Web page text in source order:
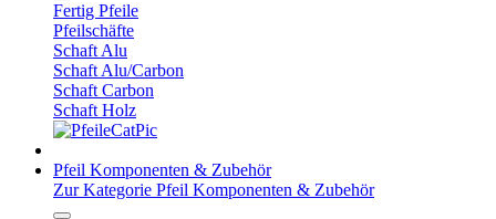
Fertig Pfeile
Pfeilschäfte
Schaft Alu
Schaft Alu/Carbon
Schaft Carbon
Schaft Holz
Pfeil Komponenten & Zubehör
Zur Kategorie Pfeil Komponenten & Zubehör